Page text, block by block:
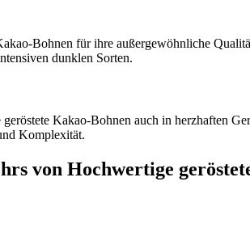
Bohnen für ihre außergewöhnliche
dunklen Sorten.
Kakao-Bohnen auch in herzhaften
Komplexität.
von Hochwertige